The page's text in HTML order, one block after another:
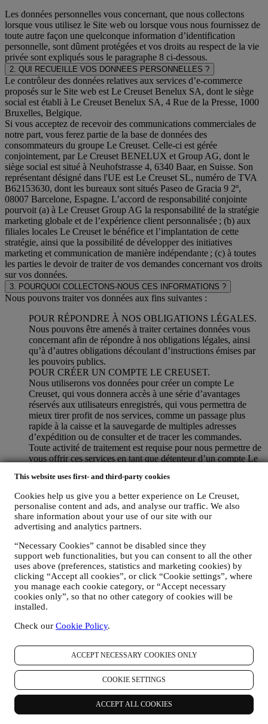
This website uses first- and third-party cookies
Cookies help us give you a better experience on Le Creuset,
personalise content and ads, and analyse our traffic. We also
share information about your use of our site with our
advertising and analytics partners.
“Necessary Cookies” cannot be disabled since they
support web functionalities, but you can consent to all the other
uses above (preferences, statistics and marketing cookies) by
clicking “Accept all cookies”, or click “Cookie settings”, where
you manage each cookie category, or “Accept necessary
cookies only”, so that no other category of cookies will be
installed.
Check our Cookie Policy.
ACCEPT NECESSARY COOKIES ONLY
COOKIE SETTINGS
ACCEPT ALL COOKIES
Les données personnelles vous concernant, que nous collectons
lorsque vous utilisez le Site web ou lorsque vous nous fournissez de
toute autre façon une quelconque information d’identification
personnelle, sont dûment protégées et vos droits au respect de la vie
privée sont expliqués sous le paragraphe 8 ci-dessous.
2. QUI RECUEILLE VOS DONNEES PERSONNELLES ?
Le contrôleur des données relatives aux services d’e-commerce
proposés sur le Site web est Le Creuset Benelux SA, dont le siège
social est établi à Le Creuset Benelux SA, 4 Rue de la Presse, 1000
Bruxelles, Belgique.
Si vous acceptez de recevoir des communications commerciales de
notre part, vous ferez partie de la base de données des
consommateurs du groupe Le Creuset. Celle-ci est gérée
conjointement, par Le Creuset BENELUX et Group AG, dont le
siège social est situé à Neuhofstrasse 4, 6340 Baar, en Suisse. Son
représentant désigné dans l'UE est Le Creuset SL, numéro de TVA
B62153630, dont les bureaux sont situés Paseo de Gracia 9 2º,
08007 Barcelone, Espagne. L’accord de responsabilité conjointe
pourvoit (a) à Le Creuset Group AG la responsabilité de la stratégie
marketing globale et de l’expérience client personnalisée ; (b) aux
filiales locales Le Creuset le bénéfice et l’implantation de cette
stratégie, ainsi que la possibilité de développer des initiatives
marketing et communication de manière indépendante ; (c) à toutes
les parties le devoir de traiter de vos demandes concernant vos droits
sur vos données.
3. POURQUOI COLLECTONS-NOUS CES INFORMATIONS ?
Nous pouvons traiter vos données aux fins suivantes :
POUR RÉPONDRE À NOS OBLIGATIONS LÉGALES.
Nous pouvons être amenés à traiter certaines données vous
concernant afin de répondre à nos obligations légales, ainsi
qu’à d’autres obligations découlant d’instructions émises par
les pouvoirs publics.
POUR CRÉER UN COMPTE LE CREUSET.
Nous utiliserons vos données pour créer un compte Le
Creuset, qui vous donnera accès à une série d’avantages
réservés aux utilisateurs enregistrés, qui vous permettra de
mieux tirer profit de nos services, comme un passage plus
rapide à la caisse et la sauvegarde de multiples adresses
d’expédition ou de consulter et de tracer les commandes.
Toute activité de traitement est requise pour nous permettre de
vous offrir ces services en tant que détenteur d’un compte Le
POUR GÉRER VOS COMMANDES ET ASSURER LA
FOURNITURE DE NOS PRODUITS OU LA
PRESTATION DE NOS SERVICES ET VOUS
PROPOSER NOTRE ASSISTANCE.
Nous utiliserons vos données pour gérer notre relation
contractuelle avec vous, vos achats de produits sur le Site web
et en boutique Le Creuset, votre utilisation du Site web, toute
assistance après-vente ultérieure ou votre participation à nos
concours. Nous pourrons avoir à traiter certaines données
vous concernant pour gérer nos obligations administratives
liées à notre relation contractuelle avec vous, telles que la
comptabilité, la facturation et certaines vérifications, la
vérification des paiements par carte, le dépistage de la fraude,
maintenance et les analyses statistiques. Occasionnellement,
administratives ou opérationnelles, comme par exemple
l’envoi d’une confirmation de commande. Nous utiliserons
aussi vos données personnelles pour répondre à vos demandes
transmises par notre Site web ou par d’autres canaux. Cette
activité de traitement est requise pour nous permettre de
prester nos services à votre intention. Nous pouvons traiter
vos données en fonction de notre intérêt légitime (dûment